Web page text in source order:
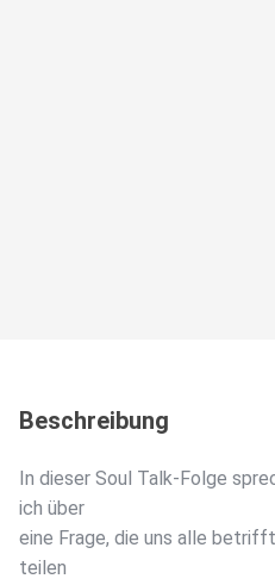
Beschreibung
In dieser Soul Talk-Folge
ich über
eine Frage, die uns alle
teilen